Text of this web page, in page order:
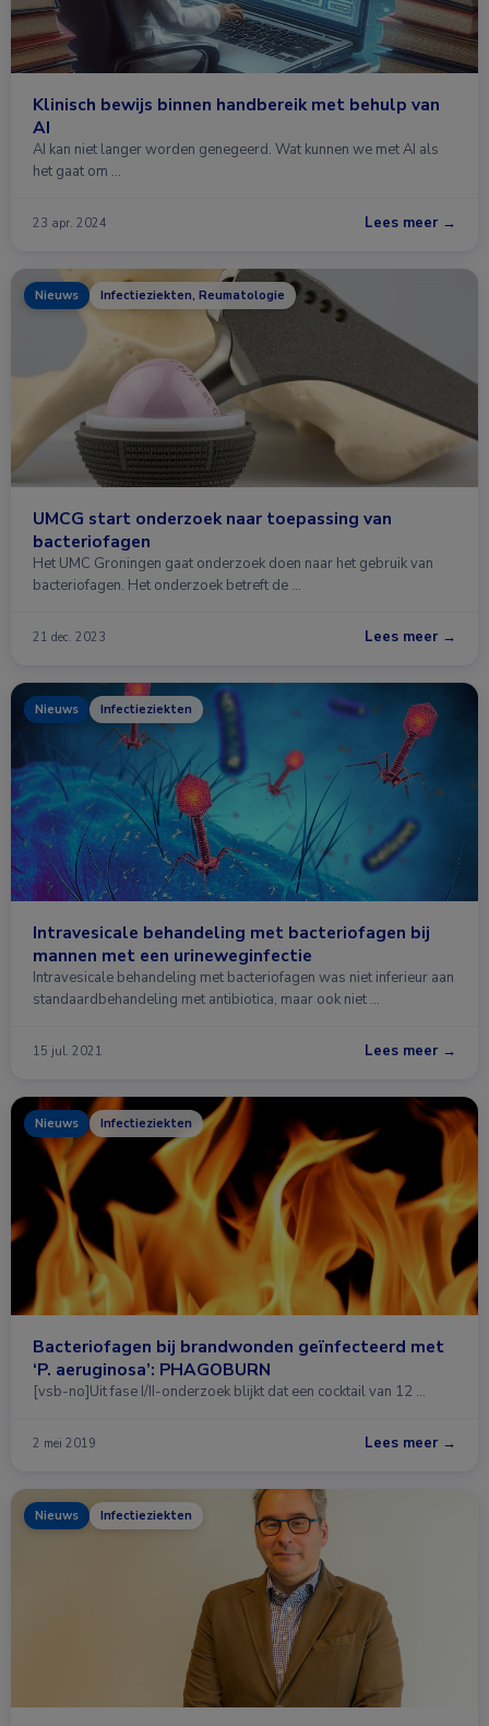
Klinisch bewijs binnen handbereik met behulp van
AI
AI kan niet langer worden genegeerd. Wat kunnen we met AI als
het gaat om …
23 apr. 2024 Lees meer →
Nieuws Infectieziekten, Reumatologie
UMCG start onderzoek naar toepassing van
bacteriofagen
Het UMC Groningen gaat onderzoek doen naar het gebruik van
bacteriofagen. Het onderzoek betreft de …
21 dec. 2023 Lees meer →
Nieuws Infectieziekten
Intravesicale behandeling met bacteriofagen bij
mannen met een urineweginfectie
Intravesicale behandeling met bacteriofagen was niet inferieur aan
standaardbehandeling met antibiotica, maar ook niet …
15 jul. 2021 Lees meer →
Nieuws Infectieziekten
Bacteriofagen bij brandwonden geïnfecteerd met
‘P. aeruginosa’: PHAGOBURN
[vsb-no]Uit fase I/II-onderzoek blijkt dat een cocktail van 12 …
2 mei 2019 Lees meer →
Nieuws Infectieziekten